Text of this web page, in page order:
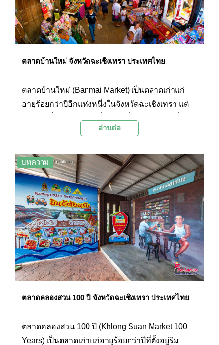
ตลาดบ้านใหม่ จังหวัดฉะเชิงเทรา ประเทศไทย
ตลาดบ้านใหม่ (Banmai Market) เป็นตลาดเก่าแก่
อายุร้อยกว่าปีอีกแห่งหนึ่งในจังหวัดฉะเชิงเทรา แต่
การสัญจรทางน้ำเป็นหลัก แต่ในปัจจุบันได้ปรับ
ท่องเที่ยวที่มาเยือนจะได้เลือกซื้ออาหารและขนมอ
ร่อยๆ พร้อมสัมผัสบรรยากาศตลาดเก่า และอาคาร
บ้านเรือนไม้โบราณที่เป็นสถานที่ถ่ายทำภาพยนตร์
ดังอีกด้วย
อ่านต่อ
บทความ
ตลาดคลองสวน 100 ปี จังหวัดฉะเชิงเทรา ประเทศไทย
ตลาดคลองสวน 100 ปี (Khlong Suan Market 100
Years) เป็นตลาดเก่าแก่อายุร้อยกว่าปีที่ตั้งอยู่ริม